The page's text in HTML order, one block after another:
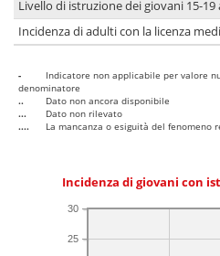
Livello di istruzione dei giovani 15-19
Incidenza di adulti con la licenza
-
Indicatore non applicabile per valore
denominatore
..
Dato non ancora disponibile
...
Dato non rilevato
....
La mancanza o esiguità del fenomeno
Incidenza di giovani con
25
30